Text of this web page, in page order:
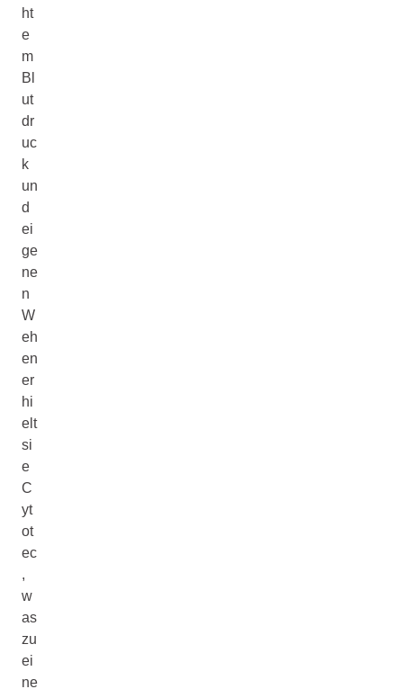
ht
e
m
Bl
ut
dr
uc
k
un
d
ei
ge
ne
n
W
eh
en
er
hi
elt
si
e
C
yt
ot
ec
,
w
as
zu
ei
ne